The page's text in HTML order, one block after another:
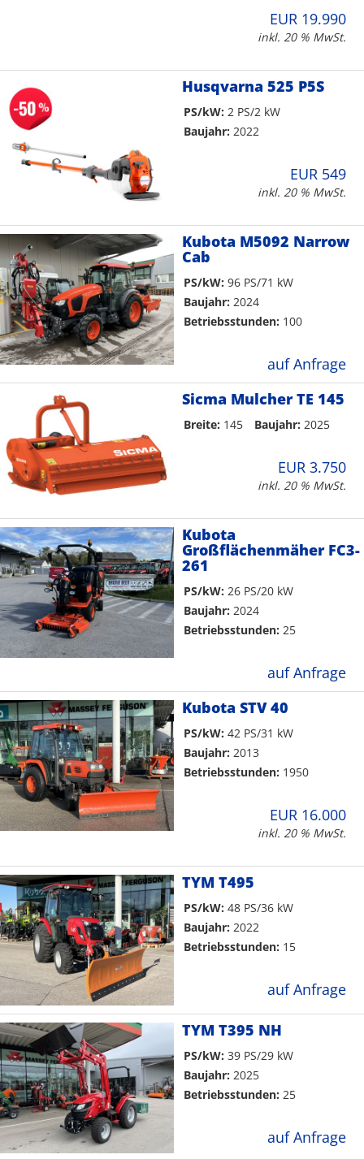
EUR 19.990
inkl. 20 % MwSt.
Husqvarna 525 P5S
PS/kW: 2 PS/2 kW
Baujahr: 2022
EUR 549
inkl. 20 % MwSt.
Kubota M5092 Narrow
Cab
PS/kW: 96 PS/71 kW
Baujahr: 2024
Betriebsstunden: 100
auf Anfrage
Sicma Mulcher TE 145
Breite: 145 Baujahr: 2025
EUR 3.750
inkl. 20 % MwSt.
Kubota
Großflächenmäher FC3-
261
PS/kW: 26 PS/20 kW
Baujahr: 2024
Betriebsstunden: 25
auf Anfrage
Kubota STV 40
PS/kW: 42 PS/31 kW
Baujahr: 2013
Betriebsstunden: 1950
EUR 16.000
inkl. 20 % MwSt.
TYM T495
PS/kW: 48 PS/36 kW
Baujahr: 2022
Betriebsstunden: 15
auf Anfrage
TYM T395 NH
PS/kW: 39 PS/29 kW
Baujahr: 2025
Betriebsstunden: 25
auf Anfrage